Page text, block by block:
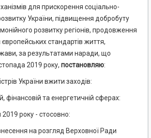
для прискорення соціально-
України, підвищення добробуту
розвитку регіонів, продовження
стандартів життя,
за результатами наради, що
2019 року, постановляю:
України вжити заходів:
фінансовій та енергетичній сферах:
року - стосовно:
на розгляд Верховної Ради